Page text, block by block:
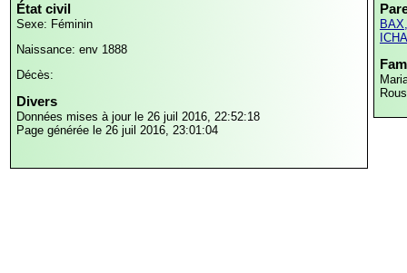
État civil
Sexe: Féminin
Naissance: env 1888
Décès:
Divers
Données mises à jour le 26 juil 2016, 22:52:18
Page générée le 26 juil 2016, 23:01:04